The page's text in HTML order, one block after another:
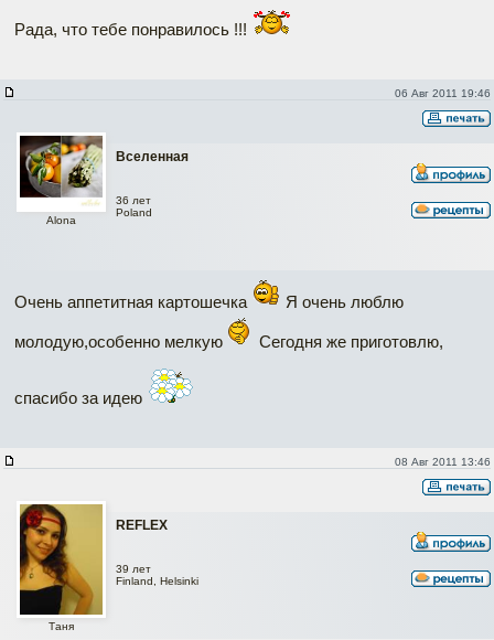
Рада, что тебе понравилось !!!
06 Авг 2011 19:46
Вселенная
Alona
36 лет
Poland
Очень аппетитная картошечка Я очень люблю
молодую,особенно мелкую Сегодня же приготовлю,
спасибо за идею
08 Авг 2011 13:46
REFLEX
Таня
39 лет
Finland, Helsinki